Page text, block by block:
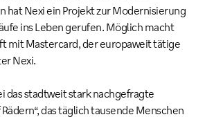
hat Nexi ein Projekt zur Modernisierung
ins Leben gerufen. Möglich macht
mit Mastercard, der europaweit tätige
Nexi.
das stadtweit stark nachgefragte
das täglich tausende Menschen